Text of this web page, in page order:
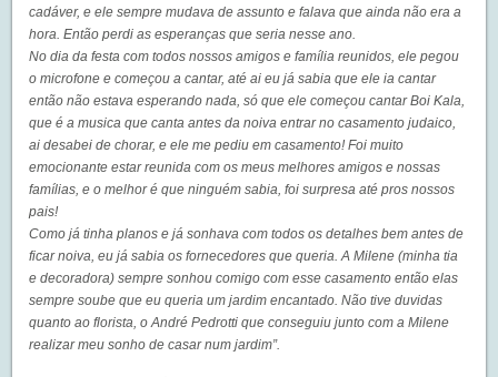
cadáver, e ele sempre mudava de assunto e falava que ainda não era a
hora. Então perdi as esperanças que seria nesse ano.
No dia da festa com todos nossos amigos e família reunidos, ele pegou
o microfone e começou a cantar, até ai eu já sabia que ele ia cantar
então não estava esperando nada, só que ele começou cantar Boi Kala,
que é a musica que canta antes da noiva entrar no casamento judaico,
ai desabei de chorar, e ele me pediu em casamento! Foi muito
emocionante estar reunida com os meus melhores amigos e nossas
famílias, e o melhor é que ninguém sabia, foi surpresa até pros nossos
pais!
Como já tinha planos e já sonhava com todos os detalhes bem antes de
ficar noiva, eu já sabia os fornecedores que queria. A Milene (minha tia
e decoradora) sempre sonhou comigo com esse casamento então elas
sempre soube que eu queria um jardim encantado. Não tive duvidas
quanto ao florista, o André Pedrotti que conseguiu junto com a Milene
realizar meu sonho de casar num jardim”.